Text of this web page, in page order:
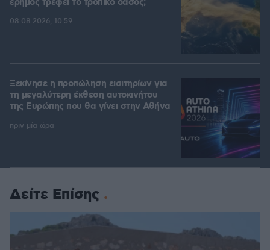
έρημος τρέφει το τροπικό δάσος;
08.08.2026, 10:59
Ξεκίνησε η προπώληση εισιτηρίων για
τη μεγαλύτερη έκθεση αυτοκινήτου
της Ευρώπης που θα γίνει στην Αθήνα
πριν μία ώρα
Δείτε Επίσης